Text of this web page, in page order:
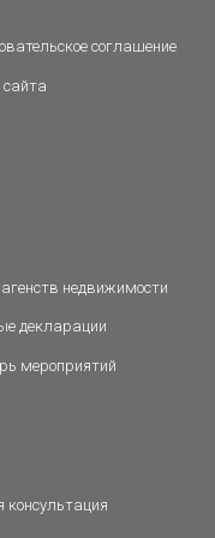
соглашение
недвижимости
декларации
мероприятий
консультация